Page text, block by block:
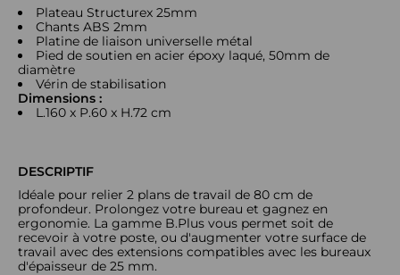
Plateau Structurex 25mm
Chants ABS 2mm
Platine de liaison universelle métal
Pied de soutien en acier époxy laqué, 50mm de
diamètre
Vérin de stabilisation
Dimensions :
L.160 x P.60 x H.72 cm
DESCRIPTIF
Idéale pour relier 2 plans de travail de 80 cm de
profondeur. Prolongez votre bureau et gagnez en
ergonomie. La gamme B.Plus vous permet soit de
recevoir à votre poste, ou d'augmenter votre surface de
travail avec des extensions compatibles avec les bureaux
d'épaisseur de 25 mm.